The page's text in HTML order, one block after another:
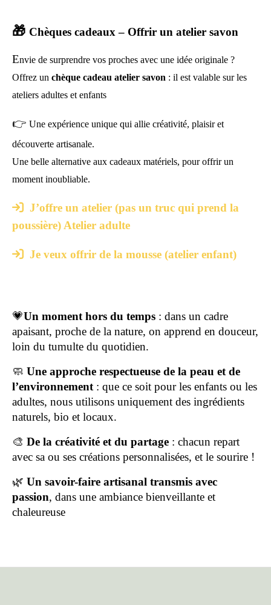
🎁 Chèques cadeaux – Offrir un atelier savon
Envie de surprendre vos proches avec une idée originale ?
Offrez un chèque cadeau atelier savon : il est valable sur les
ateliers adultes et enfants
👉 Une expérience unique qui allie créativité, plaisir et
découverte artisanale.
Une belle alternative aux cadeaux matériels, pour offrir un
moment inoubliable.
 J’offre un atelier (pas un truc qui prend la
poussière) Atelier adulte
 Je veux offrir de la mousse (atelier enfant)
💗Un moment hors du temps : dans un cadre
apaisant, proche de la nature, on apprend en douceur,
loin du tumulte du quotidien.
🧼 Une approche respectueuse de la peau et de
l’environnement : que ce soit pour les enfants ou les
adultes, nous utilisons uniquement des ingrédients
naturels, bio et locaux.
🎨 De la créativité et du partage : chacun repart
avec sa ou ses créations personnalisées, et le sourire !
🌿 Un savoir-faire artisanal transmis avec
passion, dans une ambiance bienveillante et
chaleureuse